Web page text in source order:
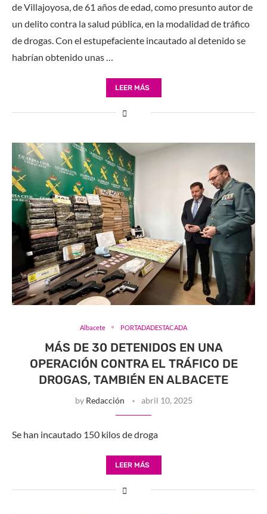
de Villajoyosa, de 61 años de edad, como presunto autor de
un delito contra la salud pública, en la modalidad de tráfico
de drogas. Con el estupefaciente incautado al detenido se
habrían obtenido unas …
LEER MÁS
Albacete PORTADADESTACADA
MÁS DE 30 DETENIDOS EN UNA
OPERACIÓN CONTRA EL TRÁFICO DE
DROGAS, TAMBIÉN EN ALBACETE
by Redacción abril 10, 2025
Se han incautado 150 kilos de droga
LEER MÁS